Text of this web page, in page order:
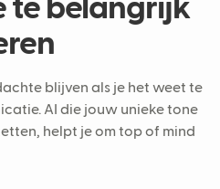
te belangrijk
blijven als je het weet te
AI die jouw unieke tone
helpt je om top of mind